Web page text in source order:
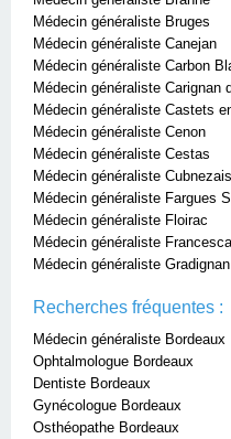
Médecin généraliste Bruges
Médecin généraliste Canejan
Médecin généraliste Carbon
Médecin généraliste Carignan
Médecin généraliste Castets
Médecin généraliste Cenon
Médecin généraliste Cestas
Médecin généraliste Cubnezais
Médecin généraliste Fargues
Médecin généraliste Floirac
Médecin généraliste
Médecin généraliste Gradignan
Recherches fréquentes :
Médecin généraliste Bordeaux
Ophtalmologue Bordeaux
Dentiste Bordeaux
Gynécologue Bordeaux
Osthéopathe Bordeaux